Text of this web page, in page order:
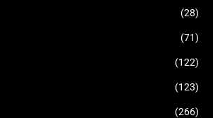
(28)
(71)
(122)
(123)
(266)